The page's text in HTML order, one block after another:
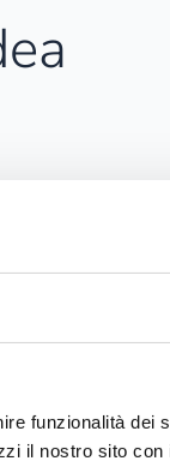
funzionalità dei
il nostro sito
di aiuto.